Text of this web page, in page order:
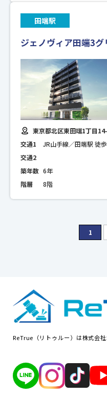
田端駅
ジェノヴィア田端3
東京都北区東田端1丁目
交通1
JR山手線／田端駅 徒
交通2
築年数 6年
階層
8階
1
ReTrue（リトゥルー）は株式会